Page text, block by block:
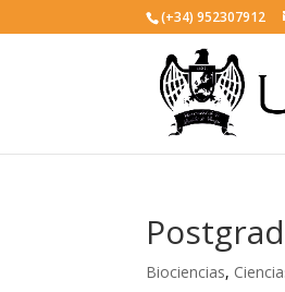
(+34) 952307912
Biociencias,